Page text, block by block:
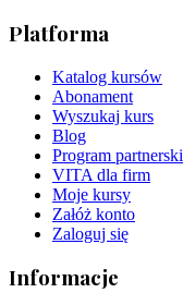
Platforma
Katalog kursów
Abonament
Wyszukaj kurs
Blog
Program partnerski
VITA dla firm
Moje kursy
Załóż konto
Zaloguj się
Informacje